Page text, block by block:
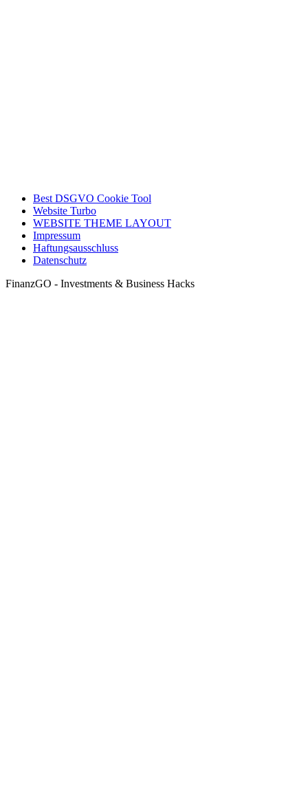
Best DSGVO Cookie Tool
Website Turbo
WEBSITE THEME LAYOUT
Impressum
Haftungsausschluss
Datenschutz
FinanzGO - Investments & Business Hacks